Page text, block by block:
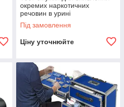
окремих наркотичних
речовин в урині
Під замовлення
Ціну уточнюйте